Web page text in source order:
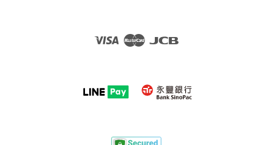
Visa Master